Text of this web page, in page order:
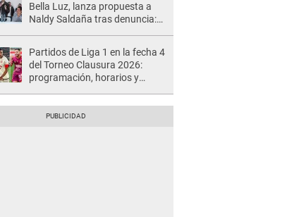
Bella Luz, lanza propuesta a
Naldy Saldaña tras denuncia:
Partidos de Liga 1 en la fecha 4
del Torneo Clausura 2026:
programación, horarios y